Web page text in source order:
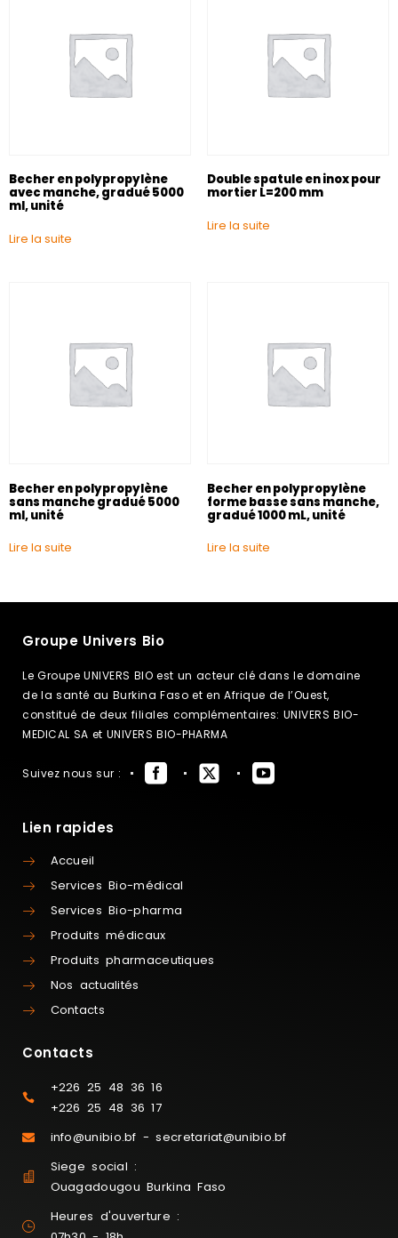
Becher en polypropylène
avec manche, gradué 5000
ml, unité
Lire la suite
Double spatule en inox pour
mortier L=200 mm
Lire la suite
Becher en polypropylène
sans manche gradué 5000
ml, unité
Lire la suite
Becher en polypropylène
forme basse sans manche,
gradué 1000 mL, unité
Lire la suite
Groupe Univers Bio
Le Groupe UNIVERS BIO est un acteur clé dans le domaine
de la santé au Burkina Faso et en Afrique de l’Ouest,
constitué de deux filiales complémentaires: UNIVERS BIO-
MEDICAL SA et UNIVERS BIO-PHARMA
Suivez nous sur :
Lien rapides
Accueil
Services Bio-médical
Services Bio-pharma
Produits médicaux
Produits pharmaceutiques
Nos actualités
Contacts
Contacts
+226 25 48 36 16
+226 25 48 36 17
info@unibio.bf - secretariat@unibio.bf
Siege social :
Ouagadougou Burkina Faso
Heures d'ouverture :